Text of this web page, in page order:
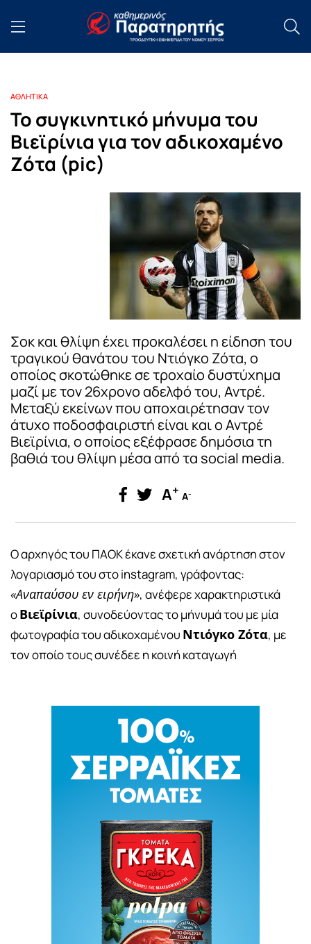
ΑΘΛΗΤΙΚΑ
Το συγκινητικό μήνυμα του
Βιεϊρίνια για τον αδικοχαμένο
Ζότα (pic)
Σοκ και θλίψη έχει προκαλέσει η είδηση του
τραγικού θανάτου του Ντιόγκο Ζότα, ο
οποίος σκοτώθηκε σε τροχαίο δυστύχημα
μαζί με τον 26χρονο αδελφό του, Αντρέ.
Μεταξύ εκείνων που αποχαιρέτησαν τον
άτυχο ποδοσφαιριστή είναι και ο Αντρέ
Βιεϊρίνια, ο οποίος εξέφρασε δημόσια τη
βαθιά του θλίψη μέσα από τα social media.
A+ A-
Ο αρχηγός του ΠΑΟΚ έκανε σχετική ανάρτηση στον
λογαριασμό του στο instagram, γράφοντας:
«Αναπαύσου εν ειρήνη», ανέφερε χαρακτηριστικά
οΒιεϊρίνια, συνοδεύοντας το μήνυμά του με μία
φωτογραφία του αδικοχαμένου Ντιόγκο Ζότα, με
τον οποίο τους συνέδεε η κοινή καταγωγή